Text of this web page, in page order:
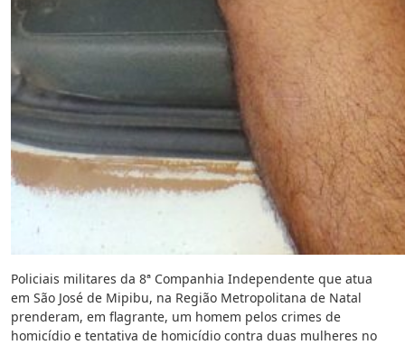
Policiais militares da 8ª Companhia Independente que atua
em São José de Mipibu, na Região Metropolitana de Natal
prenderam, em flagrante, um homem pelos crimes de
homicídio e tentativa de homicídio contra duas mulheres no